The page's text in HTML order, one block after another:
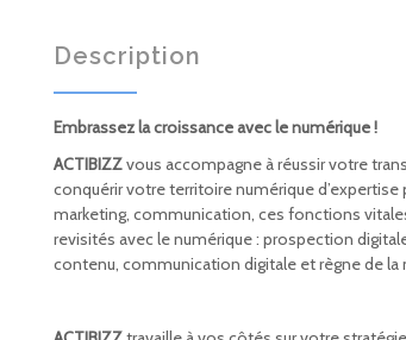
Description
Embrassez la croissance avec le numérique !
ACTIBIZZvous accompagne à réussir votre
conquérir votre territoire numérique
marketing, communication, ces fonctions
revisités avec le numérique : prospection
contenu, communication digitale et règne de la